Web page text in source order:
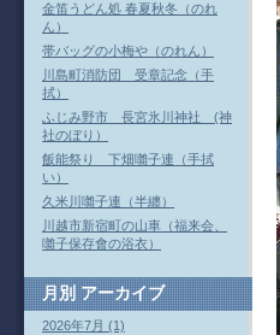
金笛うどん処 春夏秋冬（のれ
ん）
帯バッグの小梅や（のれん）
川島町消防団 受章記念（手
拭）
ふじみ野市 長宮氷川神社 (神
社のぼり）
飯能祭り 下畑囃子連（手拭
い）
久米川囃子連（半纏）
川越市新宿町の山車（福来会、
囃子保存會の浴衣）
月別アーカイブ
2026年7月 (1)